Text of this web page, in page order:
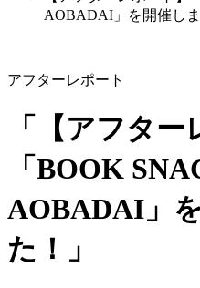
AOBADAI」を開催しま
アフターレポート
「【アフター
「BOOK
AOBADAI」
た！」